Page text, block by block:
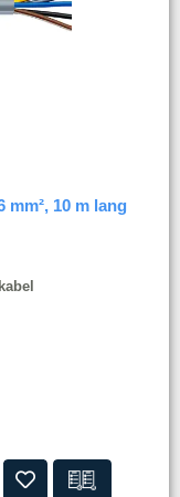
mm², 10 m lang